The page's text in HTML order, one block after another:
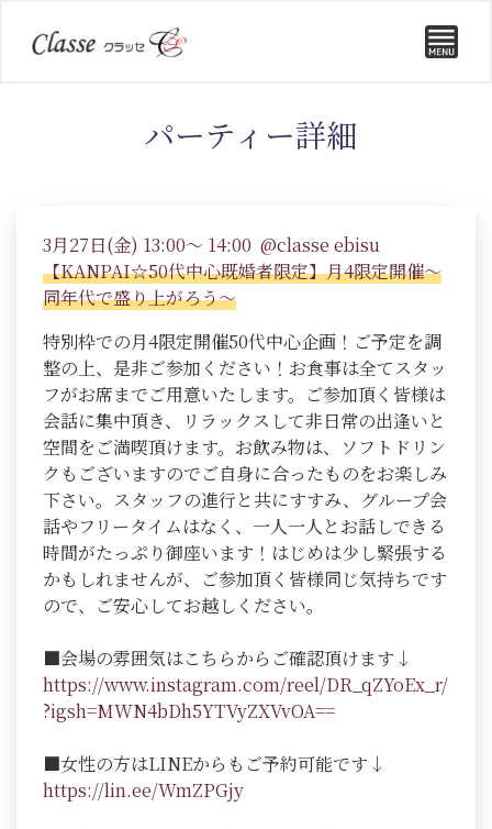
パーティー詳細
3月27日(金) 13:00～ 14:00 @classe ebisu
【KANPAI☆50代中心既婚者限定】月4限定開催～
同年代で盛り上がろう～
特別枠での月4限定開催50代中心企画！ご予定を調
整の上、是非ご参加ください！お食事は全てスタッ
フがお席までご用意いたします。ご参加頂く皆様は
会話に集中頂き、リラックスして非日常の出逢いと
空間をご満喫頂けます。お飲み物は、ソフトドリン
クもございますのでご自身に合ったものをお楽しみ
下さい。スタッフの進行と共にすすみ、グループ会
話やフリータイムはなく、一人一人とお話しできる
時間がたっぷり御座います！はじめは少し緊張する
かもしれませんが、ご参加頂く皆様同じ気持ちです
ので、ご安心してお越しください。
■会場の雰囲気はこちらからご確認頂けます↓
https://www.instagram.com/reel/DR_qZYoEx_r/
?igsh=MWN4bDh5YTVyZXVvOA==
■女性の方はLINEからもご予約可能です↓
https://lin.ee/WmZPGjy